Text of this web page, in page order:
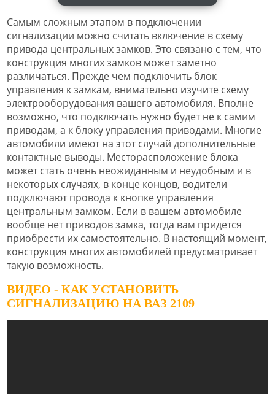
Самым сложным этапом в подключении
сигнализации можно считать включение в схему
привода центральных замков. Это связано с тем, что
конструкция многих замков может заметно
различаться. Прежде чем подключить блок
управления к замкам, внимательно изучите схему
электрооборудования вашего автомобиля. Вполне
возможно, что подключать нужно будет не к самим
приводам, а к блоку управления приводами. Многие
автомобили имеют на этот случай дополнительные
контактные выводы. Месторасположение блока
может стать очень неожиданным и неудобным и в
некоторых случаях, в конце концов, водители
подключают провода к кнопке управления
центральным замком. Если в вашем автомобиле
вообще нет приводов замка, тогда вам придется
приобрести их самостоятельно. В настоящий момент,
конструкция многих автомобилей предусматривает
такую возможность.
ВИДЕО - КАК УСТАНОВИТЬ
СИГНАЛИЗАЦИЮ НА ВАЗ 2109